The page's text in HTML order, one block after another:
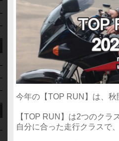
今年の【TOP RUN】は、
【TOP RUN】は2つのクラ
自分に合った走行クラスで